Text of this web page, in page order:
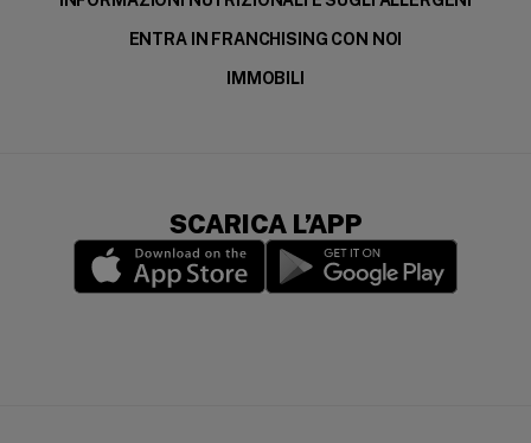
ENTRA IN FRANCHISING CON NOI
IMMOBILI
SCARICA L’APP